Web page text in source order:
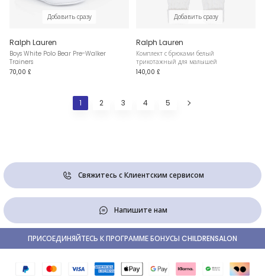
Добавить сразу
Ralph Lauren
Boys White Polo Bear Pre-Walker
Trainers
70,00 £
Добавить сразу
Ralph Lauren
Комплект с брюками белый
трикотажный для малышей
140,00 £
1 2 3 4 5
Свяжитесь с Клиентским сервисом
Напишите нам
ПРИСОЕДИНЯЙТЕСЬ К ПРОГРАММЕ БОНУСЫ CHILDRENSALON